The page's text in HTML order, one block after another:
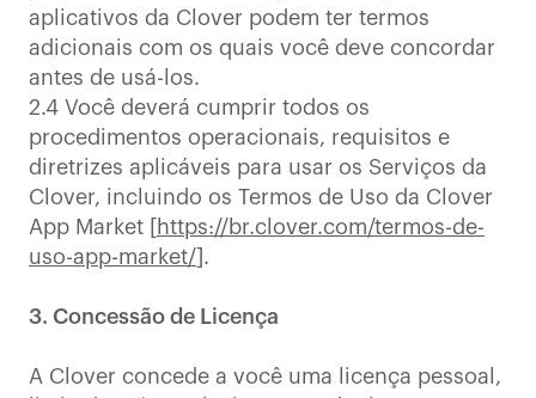
aplicativos da Clover podem ter termos
adicionais com os quais você deve concordar
antes de usá-los.
2.4 Você deverá cumprir todos os
procedimentos operacionais, requisitos e
diretrizes aplicáveis para usar os Serviços da
Clover, incluindo os Termos de Uso da Clover
App Market [ https://br.clover.com/termos-de-
uso-app-market/].
3. Concessão de Licença
A Clover concede a você uma licença pessoal,